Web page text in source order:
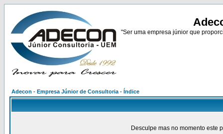
"Ser uma empresa júnior que
Adecon - Empresa Júnior de Consultoria - Índice
Desculpe mas no momento este